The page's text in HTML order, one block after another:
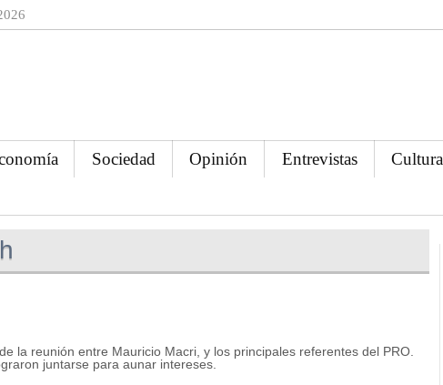
Sociedad Opinión Entrevistas Cultura
la reunión entre Mauricio Macri, y los principales referentes del PRO.
juntarse para aunar intereses.